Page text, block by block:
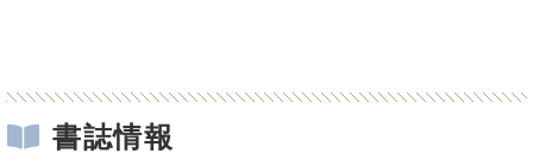
書誌情報